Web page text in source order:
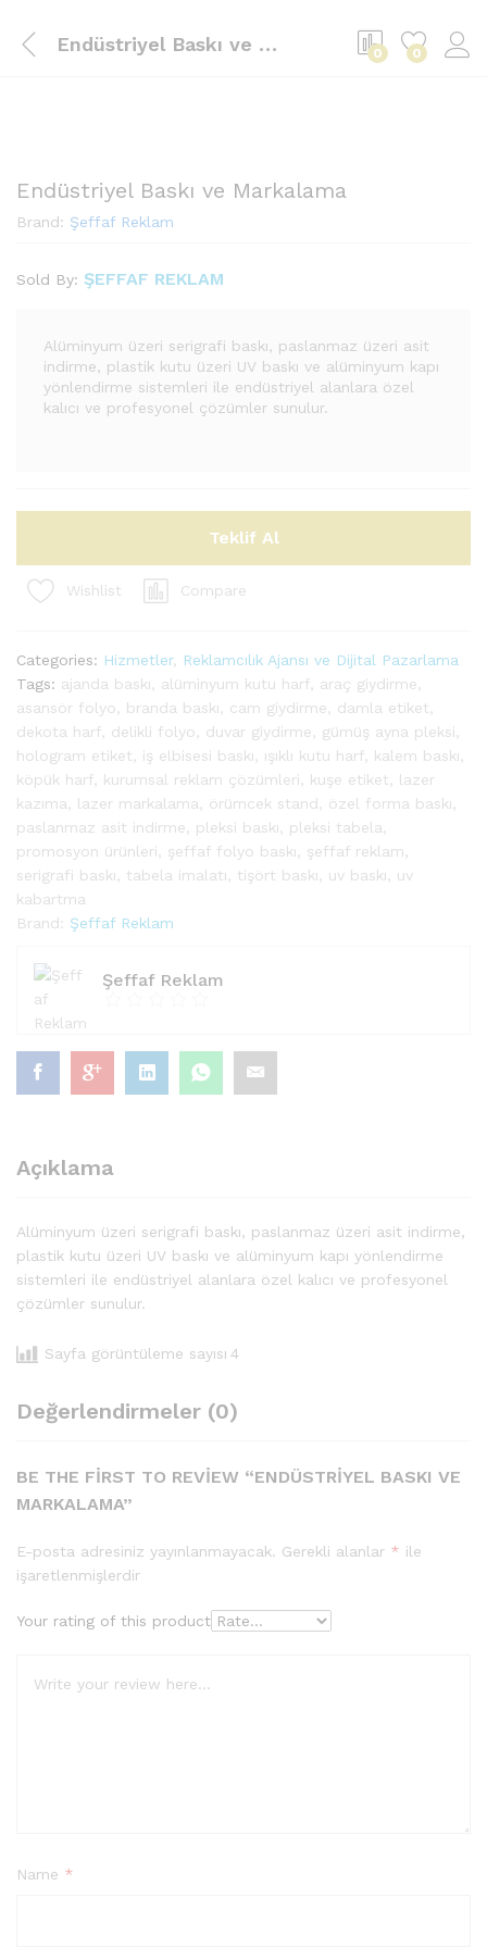
Endüstriyel Baskı ve Markalama 0 0
Endüstriyel Baskı ve Markalama
Brand: Şeffaf Reklam
Sold By: ŞEFFAF REKLAM
Alüminyum üzeri serigrafi baskı, paslanmaz üzeri asit
indirme, plastik kutu üzeri UV baskı ve alüminyum kapı
yönlendirme sistemleri ile endüstriyel alanlara özel
kalıcı ve profesyonel çözümler sunulur.
Teklif Al
Wishlist Compare
Categories: Hizmetler,
Reklamcılık Ajansı ve Dijital Pazarlama
Tags: ajanda baskı alüminyum kutu harf araç giydirme
asansör folyo
branda baskı cam giydirme damla etiket
dekota harf
delikli folyo duvar giydirme gümüş ayna pleksi
hologram etiket
iş elbisesi baskı ışıklı kutu harf kalem baskı
köpük harf
kurumsal reklam çözümleri kuşe etiket
lazer
kazıma
lazer markalama örümcek stand özel forma baskı
paslanmaz asit indirme
pleksi baskı pleksi tabela
promosyon ürünleri
şeffaf folyo baskı şeffaf reklam
serigrafi baskı
tabela imalatı tişört baskı uv baskı
uv
kabartma
Brand: Şeffaf Reklam
Şeffaf Reklam
Açıklama
Alüminyum üzeri serigrafi baskı, paslanmaz üzeri asit indirme,
plastik kutu üzeri UV baskı ve alüminyum kapı yönlendirme
sistemleri ile endüstriyel alanlara özel kalıcı ve profesyonel
çözümler sunulur.
Sayfa görüntüleme sayısı 4
Değerlendirmeler (0)
BE THE FIRST TO REVIEW “ENDÜSTRIYEL BASKI VE
MARKALAMA”
E-posta adresiniz yayınlanmayacak. Gerekli alanlar * ile
işaretlenmişlerdir
Your rating of this product
Name *